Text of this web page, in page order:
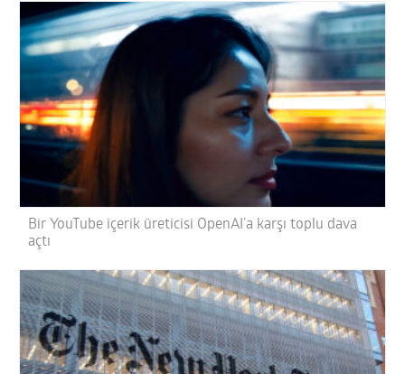
Bir YouTube içerik üreticisi OpenAI’a karşı toplu dava
açtı